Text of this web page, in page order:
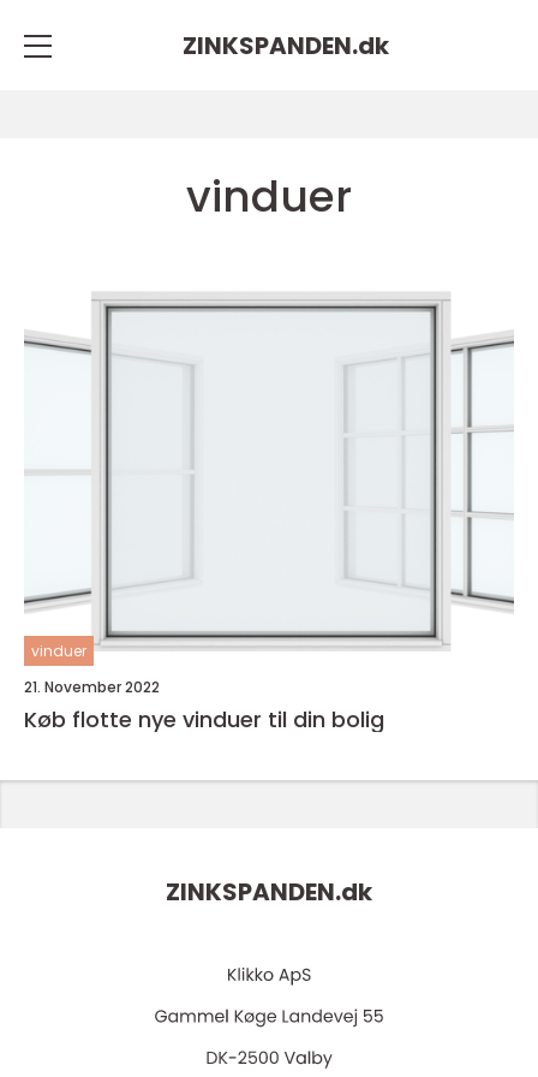
ZINKSPANDEN.dk
vinduer
vinduer
21. November 2022
Køb flotte nye vinduer til din bolig
ZINKSPANDEN.dk